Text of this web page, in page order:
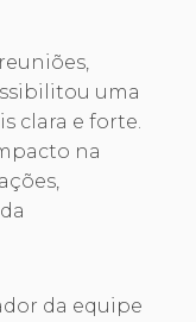
uma
clara e forte.
na
da equipe